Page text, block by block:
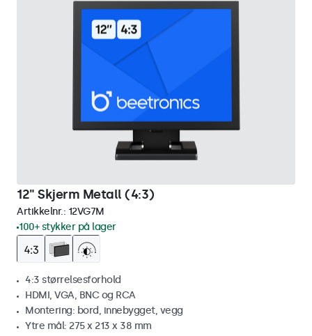
12" Skjerm Metall (4:3)
Artikkelnr.: 12VG7M
100+ stykker på lager
4:3 størrelsesforhold
HDMI, VGA, BNC og RCA
Montering: bord, innebygget, vegg
Ytre mål: 275 x 213 x 38 mm